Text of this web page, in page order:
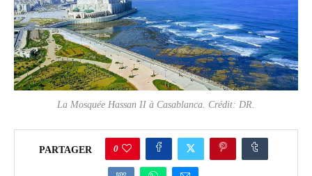
La Mosquée Hassan II à Casablanca. Crédit: DR.
PARTAGER 0